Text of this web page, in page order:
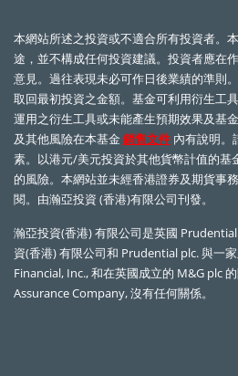
本網站所述之投資或不適合所有投資者。
途，並不構成任何投資建議。投資者應在
意見。過往表現未必可作日後業績的準則
取回最初投資之金額。基金可利用衍生工
運用之衍生工具或未能產生預期效果及基
及其他風險在本基金 銷售文件 內有說明。
素。以港元/美元投資於其他貨幣計值的基
的風險。本網站並未經香港證券及期貨事
閱。由瀚亞投資 (香港)有限公司刊發。
瀚亞投資(香港) 有限公司是英國
資(香港) 有限公司和 Prudential plc.與一
Financial, Inc.,和在英國成立的 M&G plc
Assurance Company,沒有任何關係。